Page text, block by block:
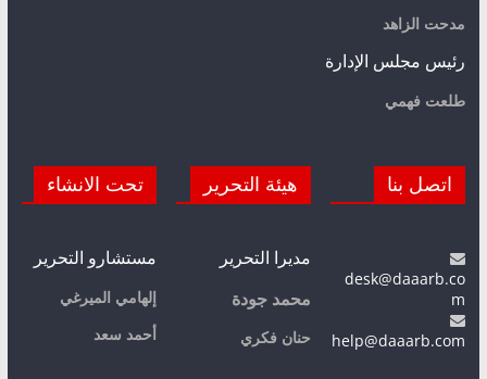
مدحت الزاهد
رئيس مجلس الإدارة
طلعت فهمي
اتصل بنا
desk@daaarb.co
m
help@daaarb.com
هيئة التحرير
مديرا التحرير
محمد جودة
حنان فكري
تحت الانشاء
مستشارو التحرير
إلهامي الميرغي
أحمد سعد